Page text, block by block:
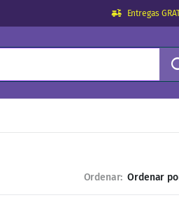
Entregas
Ordenar: